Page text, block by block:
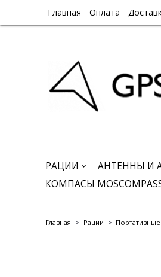
Главная Оплата
РАЦИИ АНТЕННЫ И
КОМПАСЫ
Главная Рации